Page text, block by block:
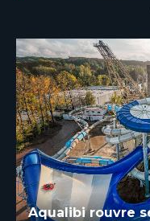
Aqualibi rouvre